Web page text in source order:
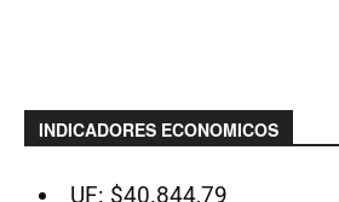
INDICADORES ECONOMICOS
UF: $40.844,79